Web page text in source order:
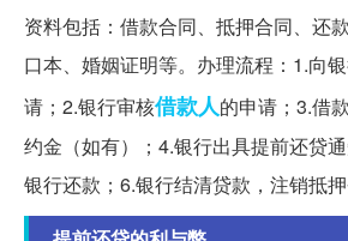
资料包括：借款合同、抵押合同、还
口本、婚姻证明等。办理流程：1.向
请；2.银行审核借款人的申请；3.借
约金（如有）；4.银行出具提前还贷
银行还款；6.银行结清贷款，注销抵押